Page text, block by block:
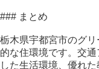
### まとめ
栃木県宇都宮市のグ
的な住環境です。交
した生活環境、優れ